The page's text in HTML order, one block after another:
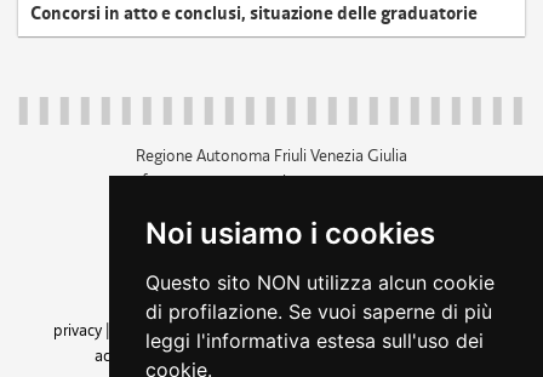
Noi usiamo i cookies
Questo sito NON utilizza alcun cookie
di profilazione. Se vuoi saperne di più
leggi l'informativa estesa sull'uso dei
cookie.
Concorsi in atto e conclusi, situazione delle graduatorie
Regione Autonoma Friuli Venezia Giulia
c.f. 80014930327; p.iva 00526040324
+39 040 3771111
amministrazione trasparente
privacy
cookie |note legali accessibilità
dichiarazione di
accessibilità| feedback cambio preferenze cookie